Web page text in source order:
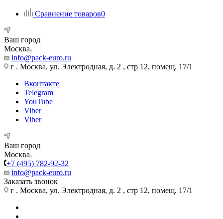
Сравнение товаров0
Ваш город
Москва
info@pack-euro.ru
г . Москва, ул. Электродная, д. 2 , стр 12, помещ. 17/1
Вконтакте
Telegram
YouTube
Viber
Viber
Ваш город
Москва
+7 (495) 782-92-32
info@pack-euro.ru
Заказать звонок
г . Москва, ул. Электродная, д. 2 , стр 12, помещ. 17/1